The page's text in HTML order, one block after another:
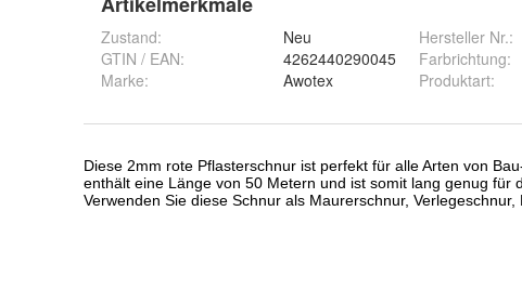
Zustand:
Neu
GTIN / EAN:
4262440290045
Marke:
Awotex
Hersteller Nr.:
Farbrichtung:
Produktart: